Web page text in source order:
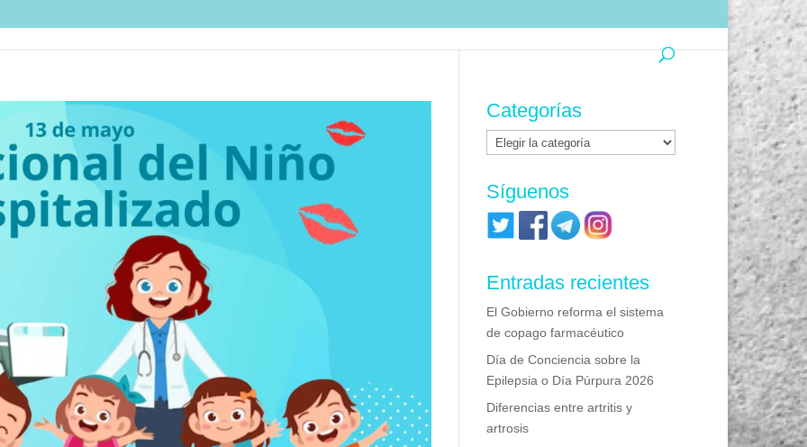
Categorías
Categorías
Síguenos
Entradas recientes
El Gobierno reforma el sistema
de copago farmacéutico
Día de Conciencia sobre la
Epilepsia o Día Púrpura 2026
Diferencias entre artritis y
artrosis